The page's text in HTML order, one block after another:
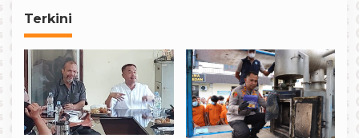
Terkini